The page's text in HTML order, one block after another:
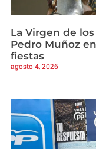
La Virgen de
Pedro Muñoz
fiestas
agosto 4, 2026